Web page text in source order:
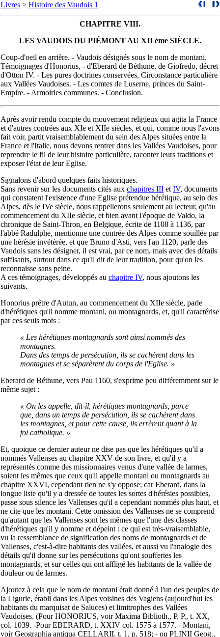
Livres > Histoire des Vaudois 1
CHAPITRE VIII.
LES VAUDOIS DU PIÉMONT AU XII ème SIÈCLE.
Coup-d'oeil en arrière. - Vaudois désignés sous le nom de montani.
Témoignages d'Honorius, - d'Eberard de Béthune, de Giofredo, décret
d'Otton IV. - Les pures doctrines conservées, Circonstance particulière
aux Vallées Vaudoises. - Les comtes de Luserne, princes du Saint-
Empire. - Armoiries communes. - Conclusion.
Après avoir rendu compte du mouvement religieux qui agita la France
et d'autres contrées aux XIe et XIIe siècles, et qui, comme nous l'avons
fait voir, partit vraisemblablement du sein des Alpes situées entre la
France et l'Italie, nous devons rentrer dans les Vallées Vaudoises, pour
reprendre le fil de leur histoire particulière, raconter leurs traditions et
exposer l'état de leur Eglise.
Signalons d'abord quelques faits historiques.
Sans revenir sur les documents cités aux chapitres III et IV, documents
qui constatent l'existence d'une Eglise prétendue hérétique, au sein des
Alpes, dès le IVe siècle, nous rappellerons seulement au lecteur, qu'au
commencement du XIIe siècle, et bien avant l'époque de Valdo, la
chronique de Saint-Thron, en Belgique, écrite de 1108 à 1136, par
l'abbé Radulphe, mentionne une contrée des Alpes comme souillée par
une hérésie invétérée, et que Bruno d'Asti, vers l'an 1120, parle des
Vaudois sans les désigner, il est vrai, par ce nom, mais avec des détails
suffisants, surtout dans ce qu'il dit de leur tradition, pour qu'on les
reconnaisse sans peine.
A ces témoignages, développés au chapitre IV, nous ajoutons les
suivants.
Honorius prêtre d'Autun, au commencement du XIIe siècle, parle
d'hérétiques qu'il nomme montani, ou montagnards, et, qu'il caractérise
par ces seuls mots :
« Les hérétiques montagnards sont ainsi nommés des
montagnes.
Dans des temps de persécution, ils se cachèrent dans les
montagnes et se séparèrent du corps de l'Eglise. »
Eberard de Béthune, vers Pau 1160, s'exprime peu différemment sur le
même sujet :
« On les appelle, dit-il, hérétiques montagnards, parce
que, dans un temps de persécution, ils se cachèrent dans
les montagnes, et pour cette cause, ils errèrent quant à la
foi catholique. »
Et, quoique ce dernier auteur ne dise pas que les hérétiques qu'il a
nommés Vallenses au chapitre XXV de son livre, et qu'il y a
représentés comme des missionnaires venus d'une vallée de larmes,
soient les mêmes que ceux qu'il appelle montani ou montagnards au
chapitre XXVI, cependant rien ne s'y oppose; car Eberard, dans la
longue liste qu'il y a dressée de toutes les sortes d'hérésies possibles,
passe sous silence les Vallenses qu'il a cependant nommés plus haut, et
ne cite que les montani. Cette omission des Vallenses ne se comprend
qu'autant que les Vallenses sont les mêmes que l'une des classes
d'hérétiques qu'il y nomme et dépeint : ce qui est très-vraisemblable,
vu la ressemblance de signification des noms de montagnards et de
Vallenses, c'est-à-dire habitants des vallées, et aussi vu l'analogie des
détails qu'il donne sur les persécutions qu'ont souffertes les
montagnards, et sur celles qui ont affligé les habitants de la vallée de
douleur ou de larmes.
Ajoutez à cela que le nom de montani était donné à l'un des peuples de
la Ligurie, établi dans les Alpes voisines des Vagiens (aujourd'hui les
habitants du marquisat de Saluces) et limitrophes des Vallées
Vaudoises. (Pour HONORIUS, voir Maxima Biblioth., P. P., t. XX,
col. 1039. -Pour EBERARD, t. XXIV col. 1575 à 1577. - Montani,
voir Geographia antiqua CELLARII, t. 1, p. 518; - ou PLINII Geog.,